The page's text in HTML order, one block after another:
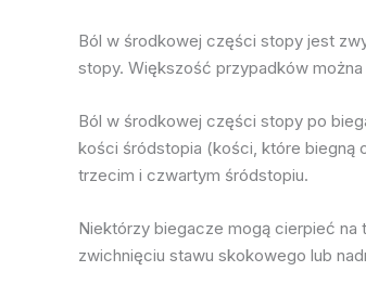
Ból w środkowej części stopy jest
stopy. Większość przypadków
Ból w środkowej części stopy po
kości śródstopia (kości, które biegną
trzecim i czwartym śródstopiu.
Niektórzy biegacze mogą cierpieć na
zwichnięciu stawu skokowego lub